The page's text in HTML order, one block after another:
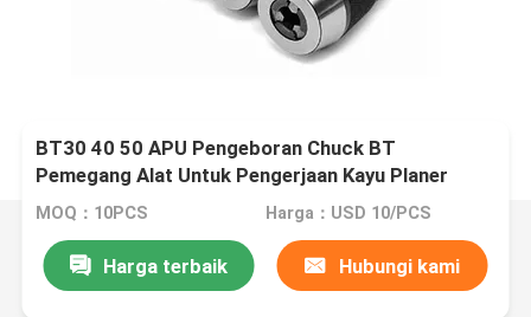
BT30 40 50 APU Pengeboran Chuck BT
Pemegang Alat Untuk Pengerjaan Kayu Planer
MOQ：10PCS Harga：USD 10/PCS
Harga terbaik Hubungi kami